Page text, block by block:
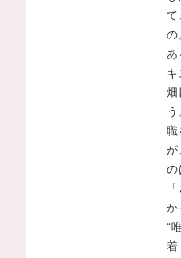
て
の
畑
う
職
が
の
か
“
着